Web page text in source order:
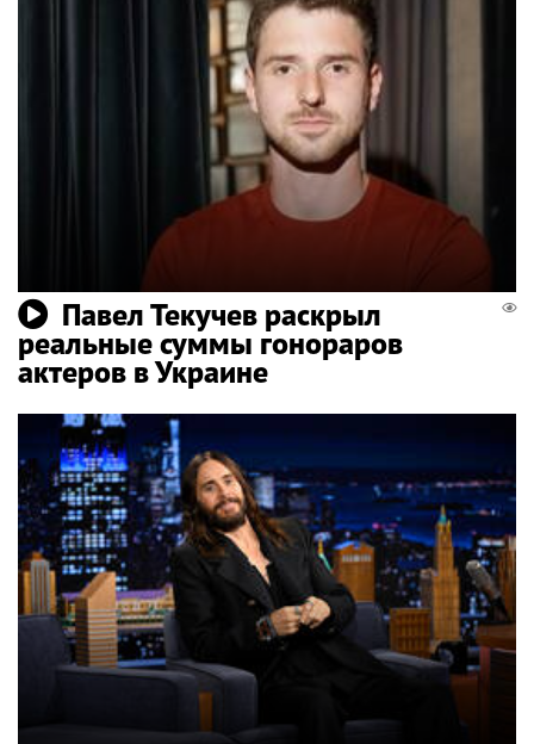
Павел Текучев раскрыл
реальные суммы гонораров
актеров в Украине